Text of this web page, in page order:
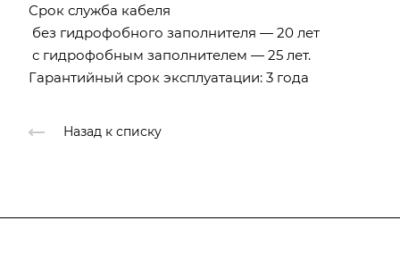
Срок служба кабеля
без гидрофобного заполнителя — 20 лет
с гидрофобным заполнителем — 25 лет.
Гарантийный срок эксплуатации: 3 года
Назад к списку